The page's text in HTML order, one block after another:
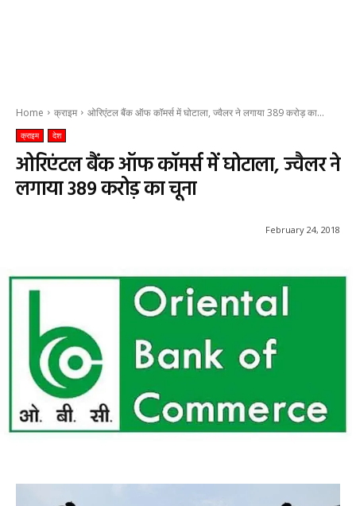
Home क्राइम ओरिएंटल बैंक ऑफ कॉमर्स में घोटाला, ज्वैलर ने लगाया 389 करोड़ का...
क्राइम देश
ओरिएंटल बैंक ऑफ कॉमर्स में घोटाला, ज्वैलर ने
लगाया 389 करोड़ का चूना
February 24, 2018